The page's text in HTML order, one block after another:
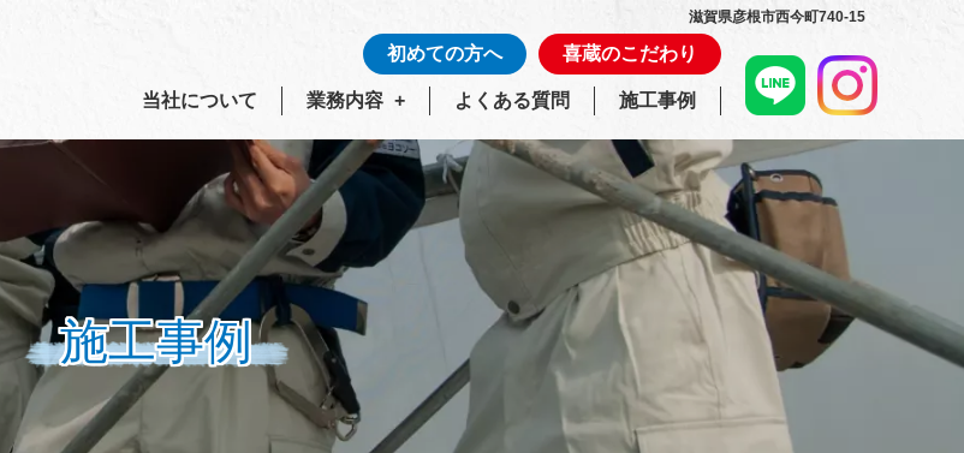
滋賀県彦根市西今町740-15
初めての方へ 喜蔵のこだわり
当社について 業務内容 よくある質問 施工事例
施工事例